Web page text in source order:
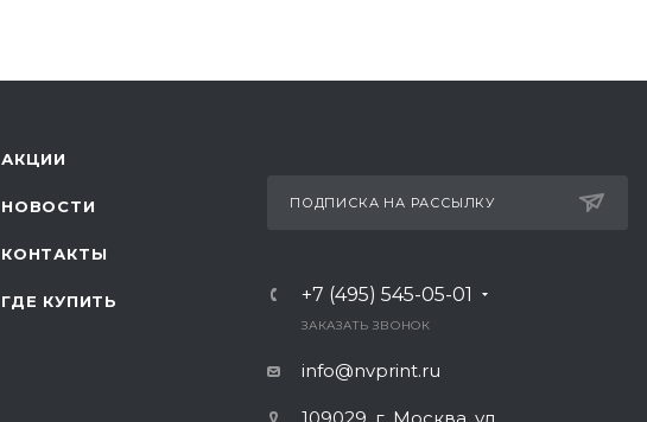
АКЦИИ
НОВОСТИ
КОНТАКТЫ
ГДЕ КУПИТЬ
ПОДПИСКА НА РАССЫЛКУ
+7 (495) 545-05-01
ЗАКАЗАТЬ ЗВОНОК
info@nvprint.ru